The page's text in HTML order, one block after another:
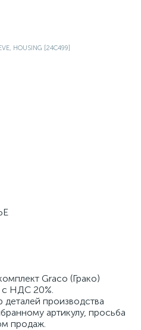
Graco (Грако)
с НДС 20%.
производства
артикулу, просьба
продаж.